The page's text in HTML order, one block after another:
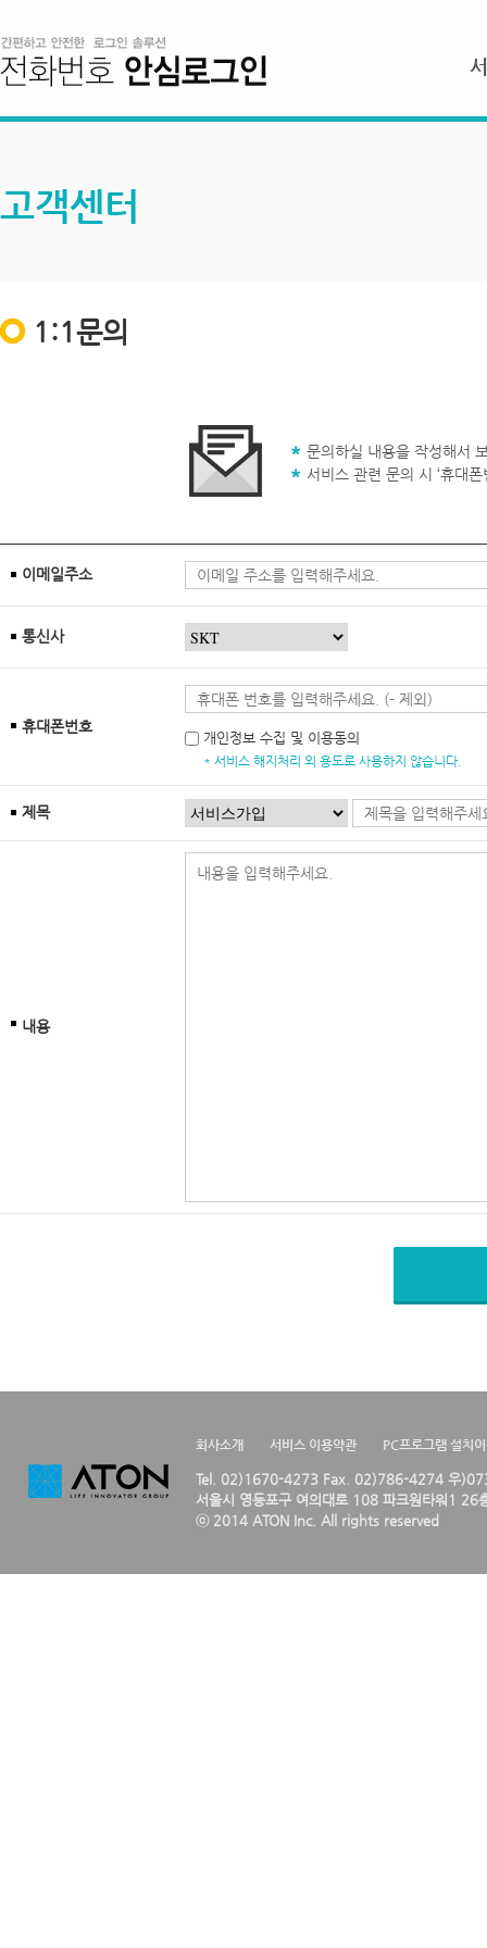
고객센터
1:1문의
문의하실 내용을 작성해서
서비스 관련 문의 시 ‘휴대
이메일주소
통신사
휴대폰번호
개인정보 수집 및 이용동의
* 서비스 해지처리 외 용도로 사용하지 않습니다.
제목
내용
회사소개 서비스 이용약관 PC프로그램 설치
Tel. 02)1670-4273 Fax. 02)786-4274 우
서울시 영등포구 여의대로 108 파크원타워1 26
ⓒ 2014 ATON Inc. All rights reserved